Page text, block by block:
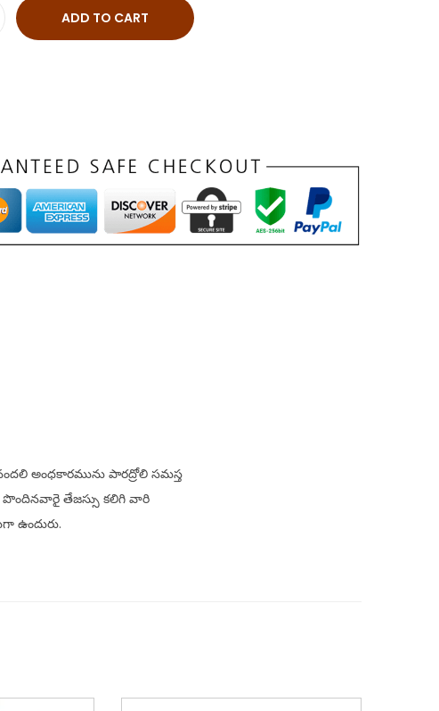
ADD TO CART
అంధకారమును పారద్రోలి సమస్త
పొందినవారై తేజస్సు కలిగి వారి
ఉందురు.